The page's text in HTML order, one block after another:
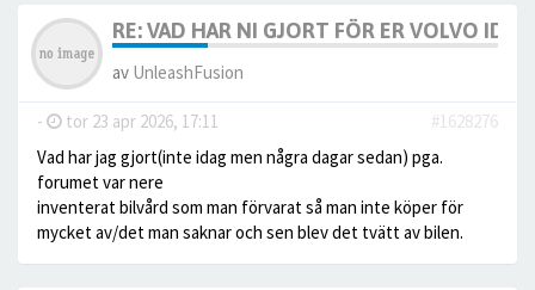
RE: VAD HAR NI GJORT FÖR ER VOLVO
av UnleashFusion
- tor 23 apr 2026, 17:11
#1628276
Vad har jag gjort(inte idag men några dagar sedan) pga.
forumet var nere
inventerat bilvård som man förvarat så man inte köper för
mycket av/det man saknar och sen blev det tvätt av bilen.